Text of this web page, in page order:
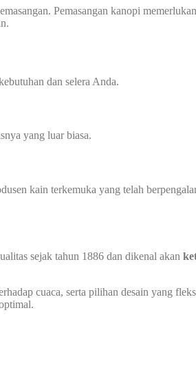
Pemasangan kanopi
dan selera Anda.
yang luar biasa.
kain terkemuka yang telah
sejak tahun 1886 dan dikenal akan
cuaca, serta pilihan desain yang